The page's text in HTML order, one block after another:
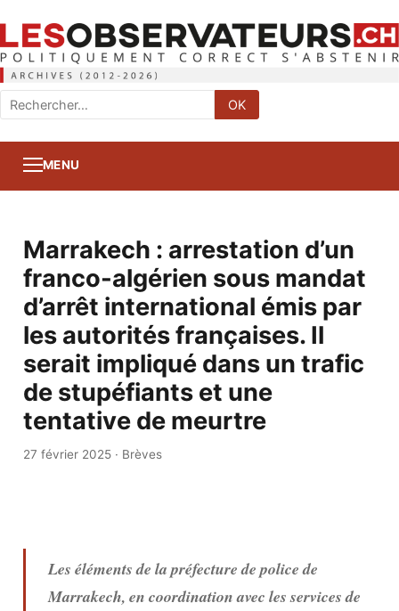
Rechercher
:
OK
MENU
Marrakech : arrestation d’un
franco-algérien sous mandat
d’arrêt international émis par
les autorités françaises. Il
serait impliqué dans un trafic
de stupéfiants et une
tentative de meurtre
27 février 2025· Brèves
Les éléments de la préfecture de police de
Marrakech, en coordination avec les services de